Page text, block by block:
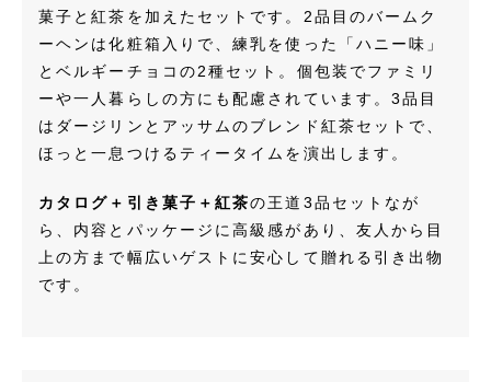
菓子と紅茶を加えたセットです。2品目のバームク
ーヘンは化粧箱入りで、練乳を使った「ハニー味」
とベルギーチョコの2種セット。個包装でファミリ
ーや一人暮らしの方にも配慮されています。3品目
はダージリンとアッサムのブレンド紅茶セットで、
ほっと一息つけるティータイムを演出します。
カタログ＋引き菓子＋紅茶の王道3品セットなが
ら、内容とパッケージに高級感があり、友人から目
上の方まで幅広いゲストに安心して贈れる引き出物
です。